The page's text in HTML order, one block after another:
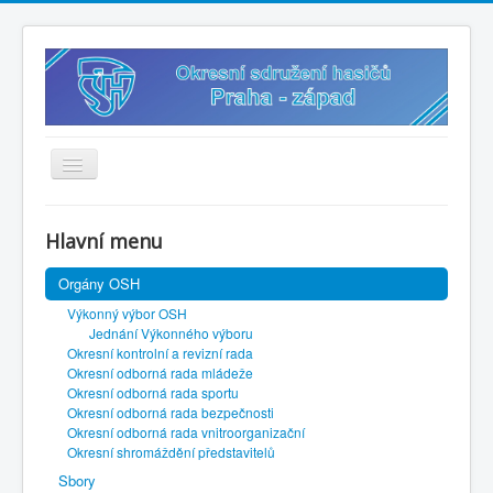
? Sdílený disk
? Připravený občan
✍️ Přihlášky
? Směrnice
? Soutěže 2026
Hlavní menu
Orgány OSH
Výkonný výbor OSH
Jednání Výkonného výboru
Okresní kontrolní a revizní rada
Okresní odborná rada mládeže
Okresní odborná rada sportu
Okresní odborná rada bezpečnosti
Okresní odborná rada vnitroorganizační
Okresní shromáždění představitelů
Sbory